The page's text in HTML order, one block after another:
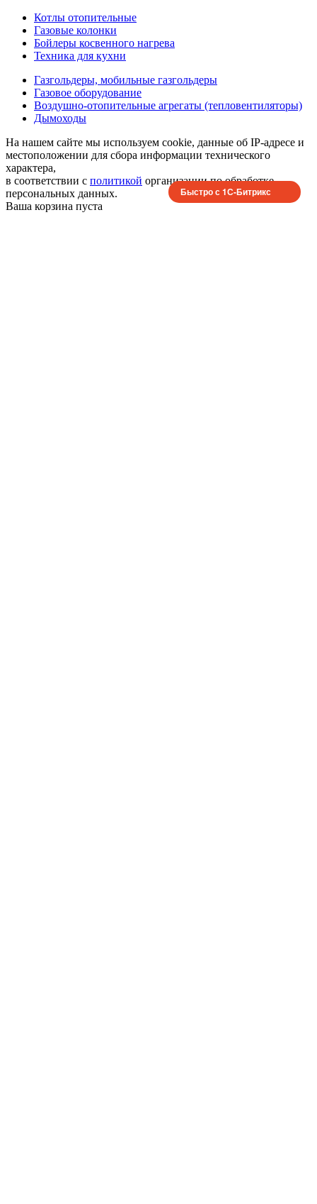
Котлы отопительные
Газовые колонки
Бойлеры косвенного нагрева
Техника для кухни
Газгольдеры, мобильные газгольдеры
Газовое оборудование
Воздушно-отопительные агрегаты (тепловентиляторы)
Дымоходы
На нашем сайте мы используем cookie, данные об IP-адресе и
местоположении для сбора информации технического
характера,
в соответствии с политикой организации по обработке
персональных данных.
Ваша корзина пуста
Быстро с 1С-Битрикс